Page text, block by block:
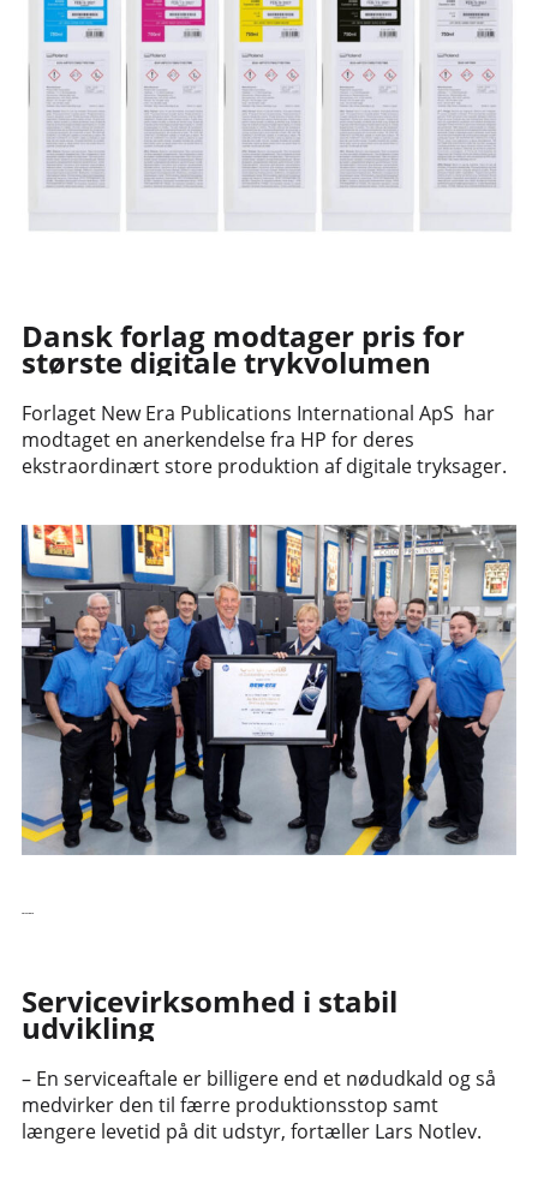
Dansk forlag modtager pris for
største digitale trykvolumen
Forlaget New Era Publications International ApS har
modtaget en anerkendelse fra HP for deres
ekstraordinært store produktion af digitale tryksager.
Servicevirksomhed i stabil
udvikling
– En serviceaftale er billigere end et nødudkald og så
medvirker den til færre produktionsstop samt
længere levetid på dit udstyr, fortæller Lars Notlev.